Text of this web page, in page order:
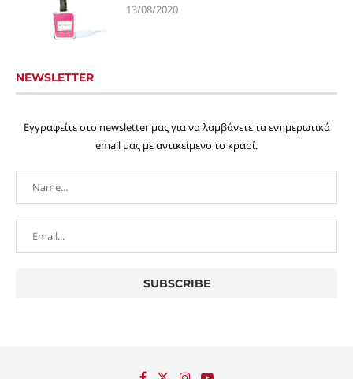
13/08/2020
NEWSLETTER
Εγγραφείτε στο newsletter μας για να λαμβάνετε τα ενημερωτικά
email μας με αντικείμενο το κρασί.